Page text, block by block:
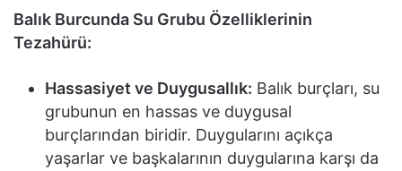
Balık Burcunda Su Grubu Özelliklerinin
Tezahürü:
Hassasiyet ve Duygusallık: Balık burçları, su
grubunun en hassas ve duygusal
burçlarından biridir. Duygularını açıkça
yaşarlar ve başkalarının duygularına karşı da